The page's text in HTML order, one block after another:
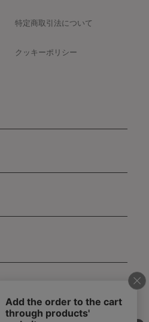
特定商取引法について
クッキーポリシー